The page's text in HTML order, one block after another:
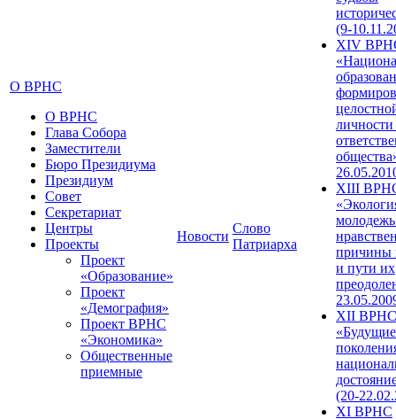
О ВРНС
О ВРНС
Глава Собора
Заместители
Бюро Президиума
Президиум
Совет
Секретариат
Центры
Проекты
Проект
«Образование»
Проект
«Демография»
Проект ВРНС
«Экономика»
Общественные
приемные
Новости
Слово
Патриарха
(9-
XIV
XIII
причины
и пути их
XII ВРНС
«Будущие
(20-
XI ВРНС